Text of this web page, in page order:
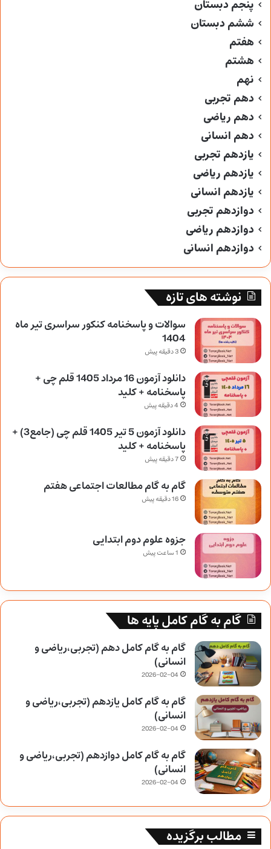
پنجم دبستان
ششم دبستان
هفتم
هشتم
نهم
دهم تجربی
دهم ریاضی
دهم انسانی
یازدهم تجربی
یازدهم ریاضی
یازدهم انسانی
دوازدهم تجربی
دوازدهم ریاضی
دوازدهم انسانی
نوشته های تازه
سوالات و پاسخنامه کنکور سراسری تیر ماه
1404
3 دقیقه پیش
دانلود آزمون 16 مرداد 1405 قلم چی +
پاسخنامه + کلید
4 دقیقه پیش
دانلود آزمون 5 تیر 1405 قلم چی (جامع3) +
پاسخنامه + کلید
7 دقیقه پیش
گام به گام مطالعات اجتماعی هفتم
16 دقیقه پیش
جزوه علوم دوم ابتدایی
1 ساعت پیش
گام به گام کامل پایه ها
گام به گام کامل دهم (تجربی،ریاضی و
انسانی)
2026-02-04
گام به گام کامل یازدهم (تجربی،ریاضی و
انسانی)
2026-02-04
گام به گام کامل دوازدهم (تجربی،ریاضی و
انسانی)
2026-02-04
مطالب برگزیده